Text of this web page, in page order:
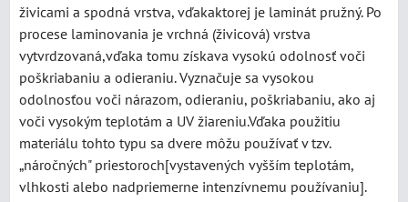
živicami a spodná vrstva, vďakaktorej je laminát pružný. Po
procese laminovania je vrchná (živicová) vrstva
vytvrdzovaná,vďaka tomu získava vysokú odolnosť voči
poškriabaniu a odieraniu. Vyznačuje sa vysokou
odolnosťou voči nárazom, odieraniu, poškriabaniu, ako aj
voči vysokým teplotám a UV žiareniu.Vďaka použitiu
materiálu tohto typu sa dvere môžu používať v tzv.
„náročných" priestoroch[vystavených vyšším teplotám,
vlhkosti alebo nadpriemerne intenzívnemu používaniu].